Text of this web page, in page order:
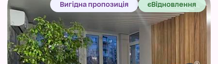
Вигідна пропозиція єВідновлення